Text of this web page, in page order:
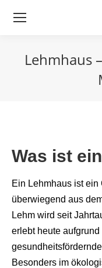
Lehmhaus
Was ist
Ein Lehmhaus ist ein
überwiegend aus
Lehm wird seit
erlebt heute
Besonders im